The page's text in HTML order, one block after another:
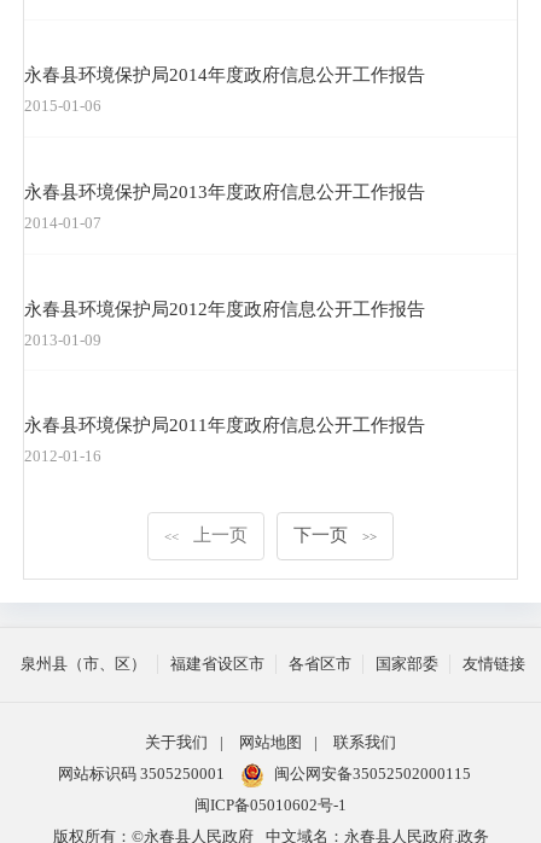
永春县环境保护局2014年度政府信息公开工作报告
2015-01-06
永春县环境保护局2013年度政府信息公开工作报告
2014-01-07
永春县环境保护局2012年度政府信息公开工作报告
2013-01-09
永春县环境保护局2011年度政府信息公开工作报告
2012-01-16
<< 上一页 下一页 >>
泉州县（市、区） 福建省设区市 各省区市 国家部委 友情链接
关于我们 | 网站地图 |
联系我们
网站标识码 3505250001
闽公网安备35052502000115
闽ICP备05010602号-1
版权所有：©永春县人民政府
中文域名：永春县人民政府.政务